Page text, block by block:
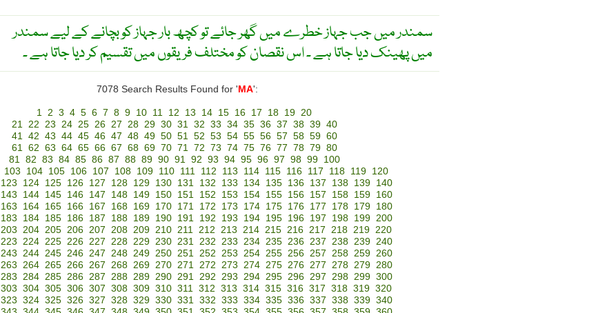
سمندر میں جب جہاز خطرے میں گھر جائے تو کچھ بار جہاز کو بچانے کے لیے سمندر
میں پھینک دیا جاتا ہے ۔ اس نقصان کو مختلف فریقوں میں تقسیم کر دیا جاتا ہے ۔
7078 Search Results Found for ' MA':
1 2 3 4 5 6 7 8 9 10 11 12 13 14 15 16 17 18 19 20
21 22 23 24 25 26 27 28 29 30 31 32 33 34 35 36 37 38 39 40
41 42 43 44 45 46 47 48 49 50 51 52 53 54 55 56 57 58 59 60
61 62 63 64 65 66 67 68 69 70 71 72 73 74 75 76 77 78 79 80
81 82 83 84 85 86 87 88 89 90 91 92 93 94 95 96 97 98 99
100
103 104 105 106 107 108 109 110 111 112 113 114 115 116 117 118 119 120
123 124 125 126 127 128 129 130 131 132 133 134 135 136 137 138 139
140
143 144 145 146 147 148 149 150 151 152 153 154 155 156 157 158 159
160
163 164 165 166 167 168 169 170 171 172 173 174 175 176 177 178 179
180
183 184 185 186 187 188 189 190 191 192 193 194 195 196 197 198 199 200
203 204 205 206 207 208 209 210 211 212 213 214 215 216 217 218 219 220
223 224 225 226 227 228 229 230 231 232 233 234 235 236 237 238 239 240
243 244 245 246 247 248 249 250 251 252 253 254 255 256 257 258 259 260
263 264 265 266 267 268 269 270 271 272 273 274 275 276 277 278 279 280
283 284 285 286 287 288 289 290 291 292 293 294 295 296 297 298 299 300
303 304 305 306 307 308 309 310 311 312 313 314 315 316 317 318 319 320
323 324 325 326 327 328 329 330 331 332 333 334 335 336 337 338 339 340